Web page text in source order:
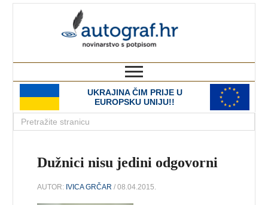
UKRAJINA ČIM PRIJE U
EUROPSKU UNIJU!!
Dužnici nisu jedini odgovorni
AUTOR: IVICA GRČAR / 08.04.2015.